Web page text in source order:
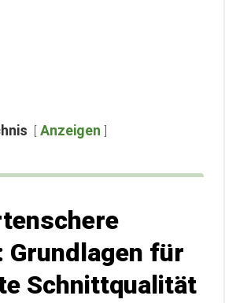
Anzeigen
Grundlagen für
Schnittqualität